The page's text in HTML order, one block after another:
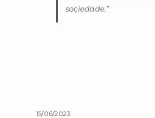
sociedade.”
15/06/2023